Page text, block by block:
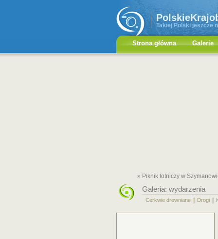
Takiej Polski jeszcze
Strona główna Galerie
» Piknik lotniczy w
Galeria: wydarzenia
Cerkwie drewniane Drogi